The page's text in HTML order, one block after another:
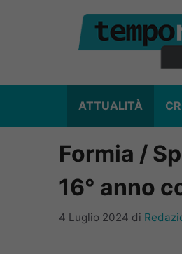
ATTUALITÀ
Formia /
16° anno
4 Luglio 2024 di